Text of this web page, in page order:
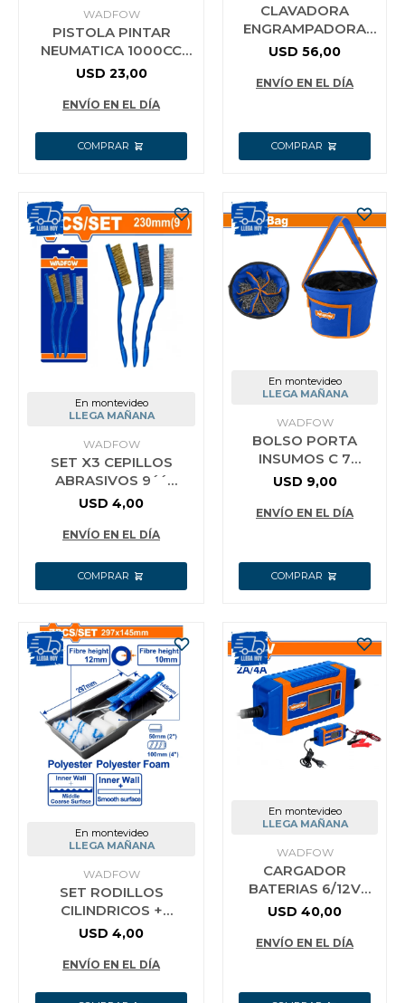
WADFOW
PISTOLA PINTAR
NEUMATICA 1000CC
BOQUILLA 1.5MM
USD 23,00
ENVÍO EN EL DÍA
CLAVADORA
ENGRAMPADORA
NEUMATICA 2 EN 1
WADFOW WBN1502
USD 56,00
ENVÍO EN EL DÍA
En montevideo
LLEGA MAÑANA
WADFOW
SET X3 CEPILLOS
ABRASIVOS 9´´
NYLON/BRONCE/ACERO
USD 4,00
ENVÍO EN EL DÍA
En montevideo
LLEGA MAÑANA
WADFOW
BOLSO PORTA
INSUMOS C 7
BOLSILLOS
USD 9,00
ENVÍO EN EL DÍA
En montevideo
LLEGA MAÑANA
WADFOW
SET RODILLOS
CILINDRICOS +
BANDEJA 7 EN 1
WADFOW WCB3H71
USD 4,00
ENVÍO EN EL DÍA
En montevideo
LLEGA MAÑANA
WADFOW
CARGADOR
BATERIAS 6/12V
2A/4A WADFOW
USD 40,00
ENVÍO EN EL DÍA